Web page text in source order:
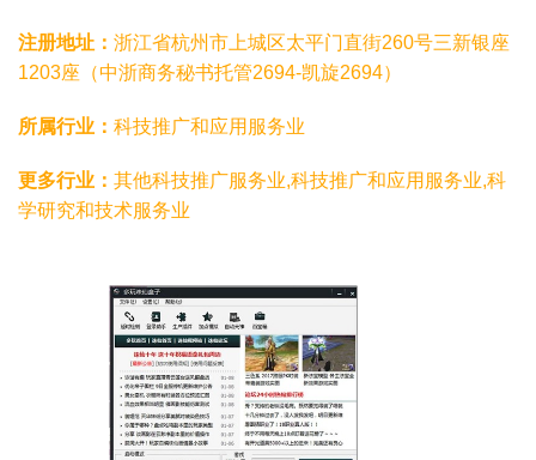
注册地址： 浙江省杭州市上城区太平门直街260号三新银座
1203座（中浙商务秘书托管2694-凯旋2694）
所属行业： 科技推广和应用服务业
更多行业： 其他科技推广服务业,科技推广和应用服务业,科
学研究和技术服务业